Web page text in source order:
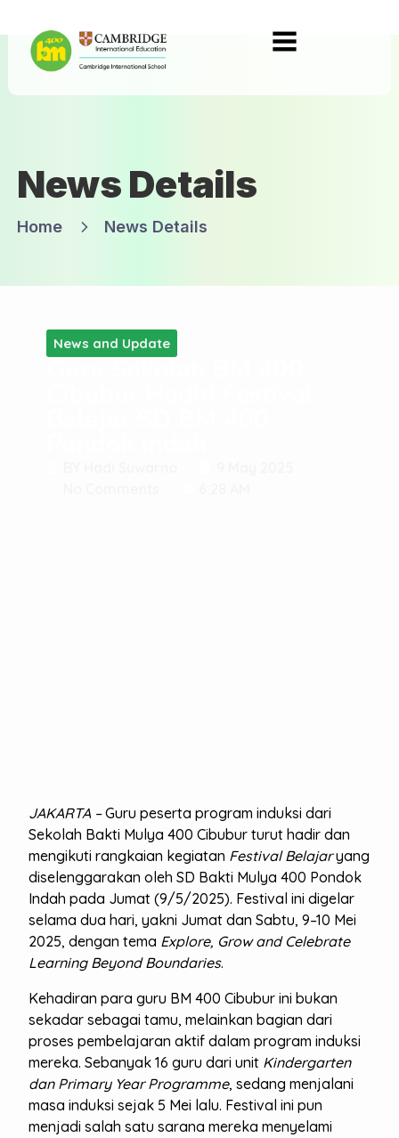
News Details
Home News Details
News and Update
JAKARTA –Guru peserta program induksi dari
Sekolah Bakti Mulya 400 Cibubur turut hadir dan
mengikuti rangkaian kegiatan Festival Belajaryang
diselenggarakan oleh SD Bakti Mulya 400 Pondok
Indah pada Jumat (9/5/2025). Festival ini digelar
selama dua hari, yakni Jumat dan Sabtu, 9–10 Mei
2025, dengan tema Explore, Grow and Celebrate
Learning Beyond Boundaries.
Kehadiran para guru BM 400 Cibubur ini bukan
sekadar sebagai tamu, melainkan bagian dari
proses pembelajaran aktif dalam program induksi
mereka. Sebanyak 16 guru dari unit Kindergarten
dan Primary Year Programme, sedang menjalani
masa induksi sejak 5 Mei lalu. Festival ini pun
menjadi salah satu sarana mereka menyelami